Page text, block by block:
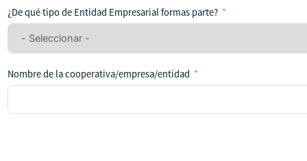
seleccionado
ningún
¿De qué tipo de Entidad Empresarial formas parte?
Nombre de la cooperativa/empresa/entidad